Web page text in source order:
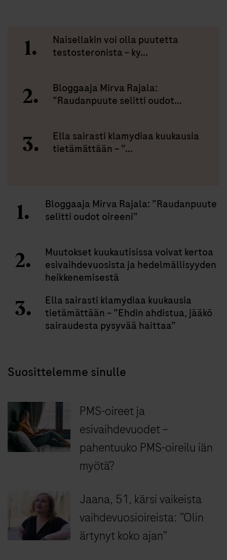
Naisellakin voi olla puutetta
testosteronista – ky...
Bloggaaja Mirva Rajala:
”Raudanpuute selitti oudot...
Ella sairasti klamydiaa kuukausia
tietämättään – ”...
Bloggaaja Mirva Rajala: ”Raudanpuute
selitti oudot oireeni”
Muutokset kuukautisissa voivat kertoa
esivaihdevuosista ja hedelmällisyyden
heikkenemisestä
Ella sairasti klamydiaa kuukausia
tietämättään – ”Ehdin ahdistua, jääkö
sairaudesta pysyvää haittaa”
Suosittelemme sinulle
PMS-oireet ja
esivaihdevuodet –
pahentuuko PMS-oireilu iän
myötä?
Jaana, 51, kärsi vaikeista
vaihdevuosioireista: ”Olin
ärtynyt koko ajan”